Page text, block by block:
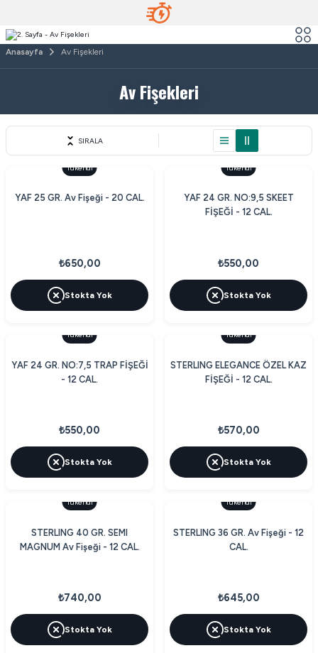
Anasayfa Av Fişekleri
Av Fişekleri
SIRALA
Tükendi
YAF 25 GR. Av Fişeği - 20 CAL.
₺650,00
Stokta Yok
Tükendi
YAF 24 GR. NO:9,5 SKEET
FİŞEĞİ - 12 CAL.
₺550,00
Stokta Yok
Tükendi
YAF 24 GR. NO:7,5 TRAP FİŞEĞİ
- 12 CAL.
₺550,00
Stokta Yok
Tükendi
STERLING ELEGANCE ÖZEL KAZ
FİŞEĞİ - 12 CAL.
₺570,00
Stokta Yok
Tükendi
STERLING 40 GR. SEMI
MAGNUM Av Fişeği - 12 CAL.
₺740,00
Stokta Yok
Tükendi
STERLING 36 GR. Av Fişeği - 12
CAL.
₺645,00
Stokta Yok